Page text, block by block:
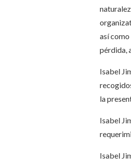
así
pérdida,
Isabel
la
Isabel
Isabel